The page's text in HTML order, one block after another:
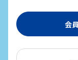
会